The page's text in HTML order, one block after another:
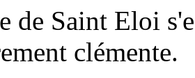
de Saint Eloi
clémente.